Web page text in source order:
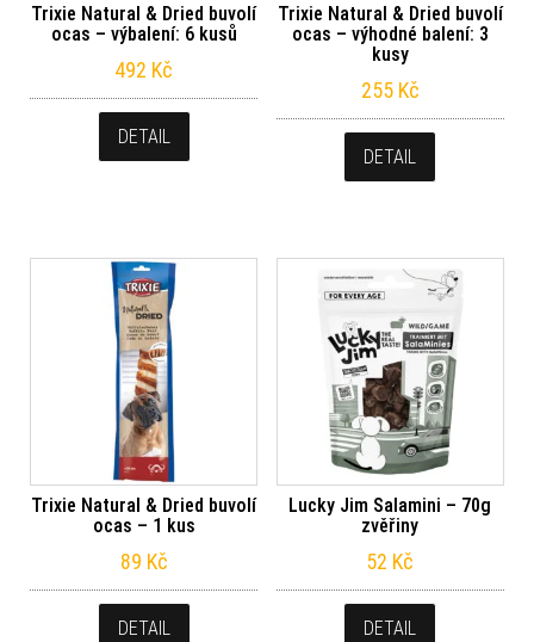
Trixie Natural & Dried buvolí
ocas – výbalení: 6 kusů
492 Kč
DETAIL
Trixie Natural & Dried buvolí
ocas – výhodné balení: 3
kusy
255 Kč
DETAIL
Trixie Natural & Dried buvolí
ocas – 1 kus
89 Kč
DETAIL
Lucky Jim Salamini – 70g
zvěřiny
52 Kč
DETAIL